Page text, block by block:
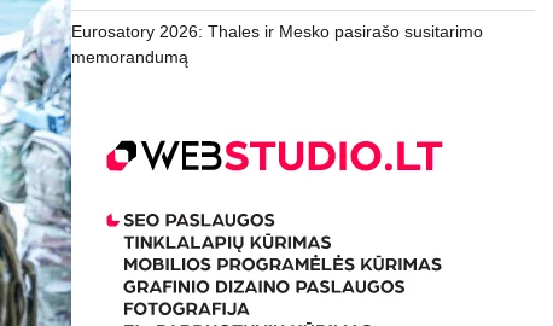
Eurosatory 2026: Thales ir Mesko pasirašo susitarimo
memorandumą